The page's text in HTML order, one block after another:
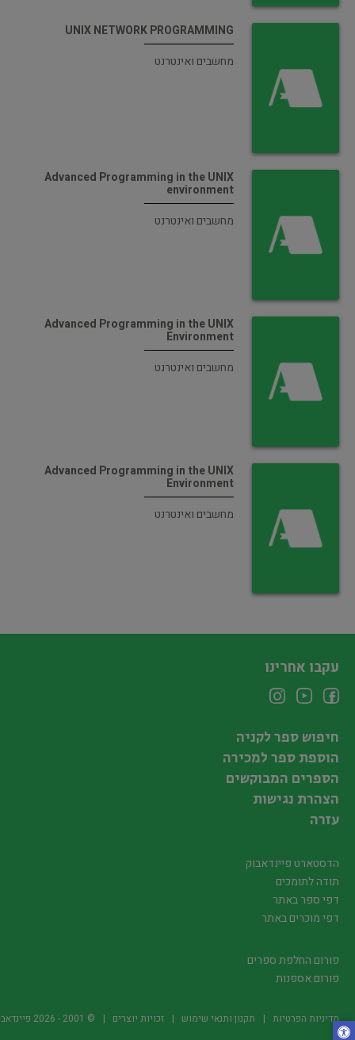
UNIX NETWORK PROGRAMMING
מחשבים ואינטרנט
Advanced Programming in the UNIX
environment
מחשבים ואינטרנט
Advanced Programming in the UNIX
Environment
מחשבים ואינטרנט
Advanced Programming in the UNIX
Environment
מחשבים ואינטרנט
עקבו אחרינו
חיפוש ספר לקניה
הוספת ספר למכירה
הספרים המבוקשים
הצהרת נגישות
עזרה
הדסטארט פיינדאבוק
תודה לתומכים
דפי ספר באתר
דפי מוכרים באתר
פורום החלפת ספרים
פורום אספנות
מדיניות הפרטיות תקנון ותנאי שימוש זכויות יוצרים © 2001 -
2026